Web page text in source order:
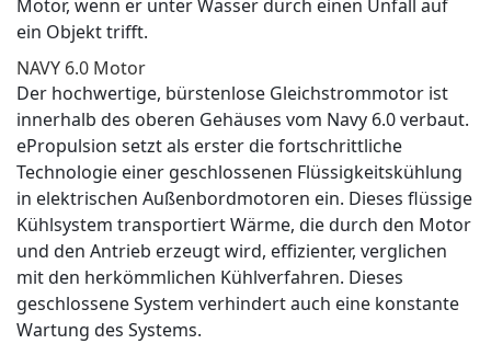
Motor, wenn er unter Wasser durch einen Unfall auf
ein Objekt trifft.
NAVY 6.0 Motor
Der hochwertige, bürstenlose Gleichstrommotor ist
innerhalb des oberen Gehäuses vom Navy 6.0 verbaut.
ePropulsion setzt als erster die fortschrittliche
Technologie einer geschlossenen Flüssigkeitskühlung
in elektrischen Außenbordmotoren ein. Dieses flüssige
Kühlsystem transportiert Wärme, die durch den Motor
und den Antrieb erzeugt wird, effizienter, verglichen
mit den herkömmlichen Kühlverfahren. Dieses
geschlossene System verhindert auch eine konstante
Wartung des Systems.